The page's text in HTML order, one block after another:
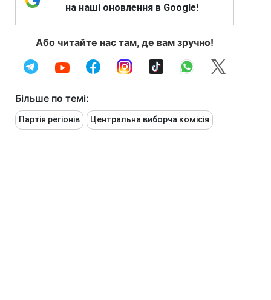
на наші оновлення в Google!
Або читайте нас там, де вам зручно!
Більше по темі:
Партія регіонів Центральна виборча комісія